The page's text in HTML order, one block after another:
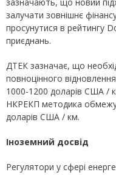
залучати зовнішнє
просунутися в рейтингу
приєднань.
ДТЕК зазначає, що
повноцінного
1000-1200 доларів США /
НКРЕКП методика обмежує
доларів США / км.
Іноземний досвід
Регулятори у сфері